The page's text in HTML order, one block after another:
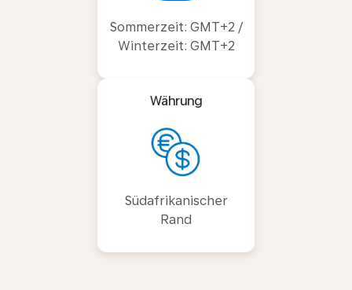
Sommerzeit: GMT+2 /
Winterzeit: GMT+2
Währung
Südafrikanischer
Rand